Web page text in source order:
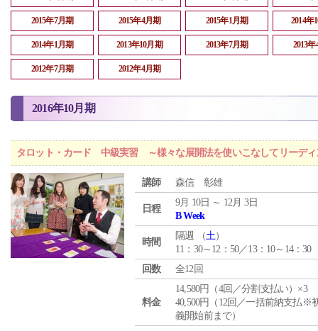
2015年7月期 2015年4月期 2015年1月期 2014年
2014年1月期 2013年10月期 2013年7月期 2013
2012年7月期 2012年4月期
2016年10月期
タロット・カード 中級実習 ～様々な展開法を使いこなしてリーディ
講師 森信 彰雄
日程
9月 10日 ～ 12月 3日
B Week
時間
隔週 （土）
11：30～12：50／13：10～14：30
回数
全12回
料金
14,580円（4回／分割支払い）×3
40,500円（12回／一括前納支払※
義開始前まで）